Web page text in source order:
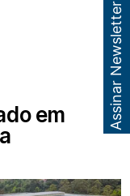
em
Assinar Newsletter